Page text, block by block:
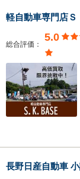
軽自動車専門店Ｓ
総合評価：
5.0
長野日産自動車